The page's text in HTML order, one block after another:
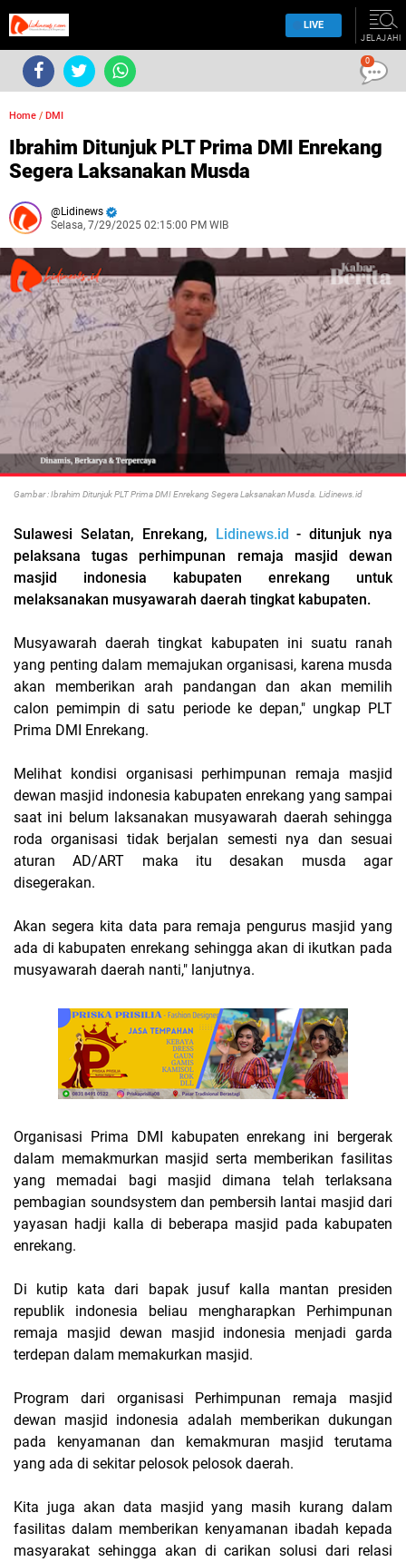
LIVE
JELAJAHI
Home / DMI
Ibrahim Ditunjuk PLT Prima DMI Enrekang
Segera Laksanakan Musda
Lidinews
Selasa, 7/29/2025 02:15:00 PM WIB
Gambar : Ibrahim Ditunjuk PLT Prima DMI Enrekang Segera Laksanakan Musda. Lidinews.id
Sulawesi Selatan, Enrekang, Lidinews.id - ditunjuk nya
pelaksana tugas perhimpunan remaja masjid dewan
masjid indonesia kabupaten enrekang untuk
melaksanakan musyawarah daerah tingkat kabupaten.
Musyawarah daerah tingkat kabupaten ini suatu ranah
yang penting dalam memajukan organisasi, karena musda
akan memberikan arah pandangan dan akan memilih
calon pemimpin di satu periode ke depan," ungkap PLT
Prima DMI Enrekang.
Melihat kondisi organisasi perhimpunan remaja masjid
dewan masjid indonesia kabupaten enrekang yang sampai
saat ini belum laksanakan musyawarah daerah sehingga
roda organisasi tidak berjalan semesti nya dan sesuai
aturan AD/ART maka itu desakan musda agar
disegerakan.
Akan segera kita data para remaja pengurus masjid yang
ada di kabupaten enrekang sehingga akan di ikutkan pada
musyawarah daerah nanti," lanjutnya.
Organisasi Prima DMI kabupaten enrekang ini bergerak
dalam memakmurkan masjid serta memberikan fasilitas
yang memadai bagi masjid dimana telah terlaksana
pembagian soundsystem dan pembersih lantai masjid dari
yayasan hadji kalla di beberapa masjid pada kabupaten
enrekang.
Di kutip kata dari bapak jusuf kalla mantan presiden
republik indonesia beliau mengharapkan Perhimpunan
remaja masjid dewan masjid indonesia menjadi garda
terdepan dalam memakurkan masjid.
Program dari organisasi Perhimpunan remaja masjid
dewan masjid indonesia adalah memberikan dukungan
pada kenyamanan dan kemakmuran masjid terutama
yang ada di sekitar pelosok pelosok daerah.
Kita juga akan data masjid yang masih kurang dalam
fasilitas dalam memberikan kenyamanan ibadah kepada
masyarakat sehingga akan di carikan solusi dari relasi
0